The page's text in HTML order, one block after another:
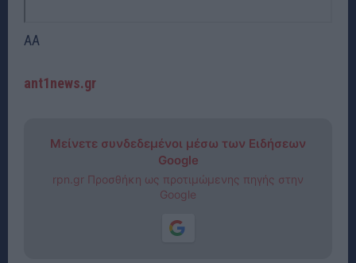
AA
ant1news.gr
Μείνετε συνδεδεμένοι μέσω των Ειδήσεων
Google
rpn.gr Προσθήκη ως προτιμώμενης πηγής στην
Google